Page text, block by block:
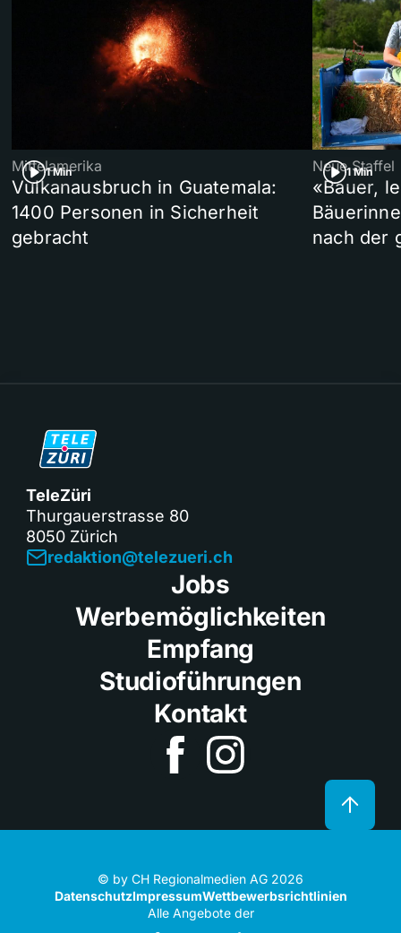
1 Min
Mittelamerika
Vulkanausbruch in Guatemala:
1400 Personen in Sicherheit
gebracht
1 Min
Neue Staffel
«Bauer,
nach der
TeleZüri
Thurgauerstrasse 80
8050 Zürich
redaktion@telezueri.ch
Jobs
Werbemöglichkeiten
Empfang
Studioführungen
Kontakt
© by CH Regionalmedien AG 2026
DatenschutzImpressumWettbewerbsrichtlinien
Alle Angebote der